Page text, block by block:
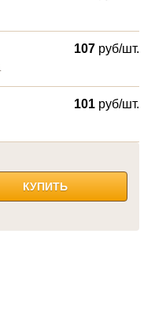
107 руб/шт.
101 руб/шт.
КУПИТЬ